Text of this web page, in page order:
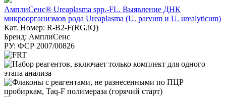
АмплиСенс® Ureaplasma spp.-FL. Выявление ДНК
микроорганизмов рода Ureaplasma (U. parvum и U. urealyticum)
Кат. Номер: R-B2-F(RG,iQ)
Бренд: АмплиСенс
РУ: ФСР 2007/00826